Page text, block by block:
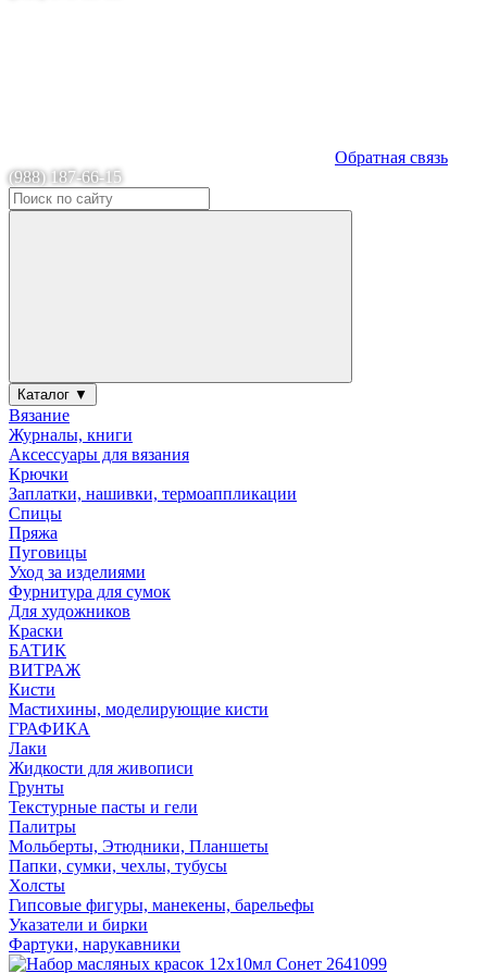
Обратная связь
(988) 187-66-15
Каталог ▼
Вязание
Журналы, книги
Аксессуары для вязания
Крючки
Заплатки, нашивки, термоаппликации
Спицы
Пряжа
Пуговицы
Уход за изделиями
Фурнитура для сумок
Для художников
Краски
БАТИК
ВИТРАЖ
Кисти
Мастихины, моделирующие кисти
ГРАФИКА
Лаки
Жидкости для живописи
Грунты
Текстурные пасты и гели
Палитры
Мольберты, Этюдники, Планшеты
Папки, сумки, чехлы, тубусы
Холсты
Гипсовые фигуры, манекены, барельефы
Указатели и бирки
Фартуки, нарукавники